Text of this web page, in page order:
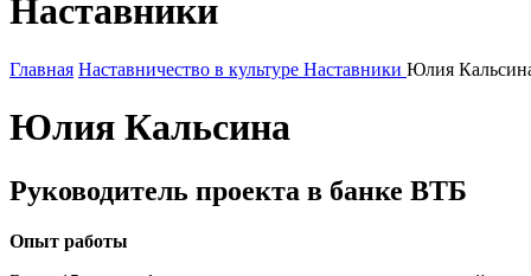
Наставники
Главная Наставничество в культуре Наставники Юлия
Юлия Кальсина
Руководитель проекта в банке ВТБ
Опыт работы